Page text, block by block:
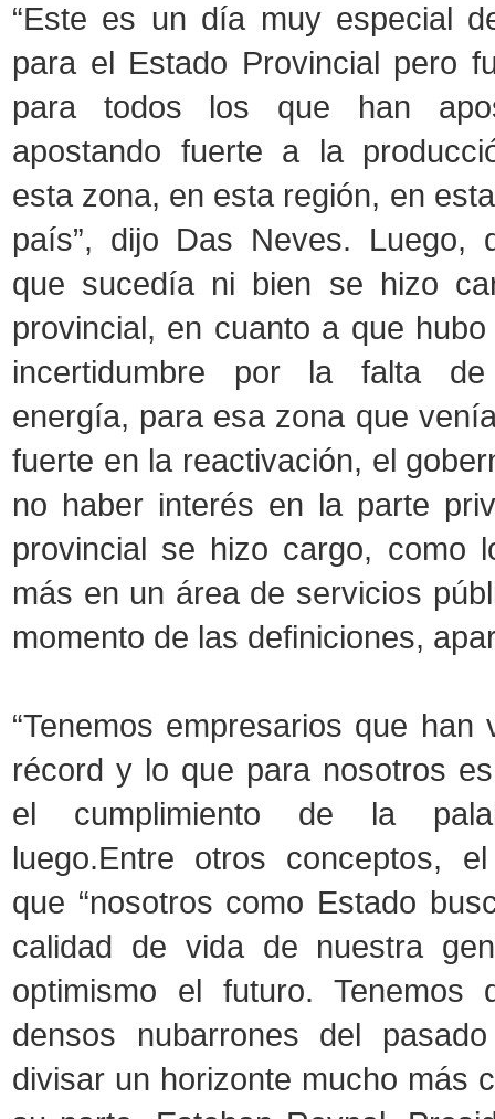
“Este es un día muy especial
para el Estado Provincial pero
para todos los que han
apostando fuerte a la
esta zona, en esta región, en
país”, dijo Das Neves. Luego,
que sucedía ni bien se hizo
provincial, en cuanto a que
incertidumbre por la falta
energía, para esa zona que
fuerte en la reactivación, el
no haber interés en la parte
provincial se hizo cargo, como
más en un área de servicios
momento de las definiciones,
“Tenemos empresarios que han
récord y lo que para nosotros
el cumplimiento de la
luego.Entre otros conceptos,
que “nosotros como Estado
calidad de vida de nuestra
optimismo el futuro.
densos nubarrones del
divisar un horizonte mucho más